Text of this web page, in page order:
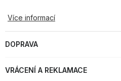
Více informací
DOPRAVA
VRÁCENÍ A REKLAMACE